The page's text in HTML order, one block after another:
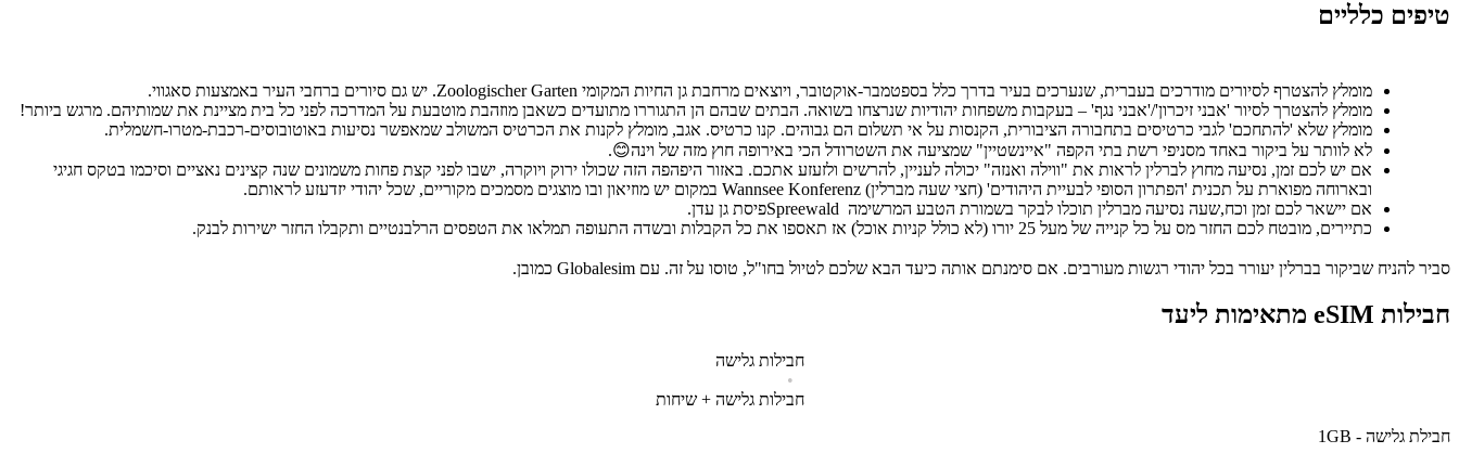
טיפים כלליים
מומלץ להצטרף לסיורים מודרכים בעברית, שנערכים בעיר בדרך כלל בספטמבר-אוקטובר, ויוצאים מרחבת גן החיות המקומי Zoologischer Garten. יש גם סיורים ברחבי העיר באמצעות סאגווי.
מומלץ להצטרך לסיור 'אבני זיכרון'/'אבני נגף' – בעקבות משפחות יהודיות שנרצחו בשואה. הבתים שבהם הן התגוררו מתועדים כשאבן מוזהבת מוטבעת על המדרכה לפני כל בית מציינת את שמותיהם. מרגש ביותר!
מומלץ שלא 'להתחכם' לגבי כרטיסים בתחבורה הציבורית, הקנסות על אי תשלום הם גבוהים. קנו כרטיס. אגב, מומלץ לקנות את הכרטיס המשולב שמאפשר נסיעות באוטובוסים-רכבת-מטרו-חשמלית.
לא לוותר על ביקור באחד מסניפי רשת בתי הקפה "איינשטיין" שמציעה את השטרודל הכי באירופה חוץ מזה של וינה😊.
אם יש לכם זמן, נסיעה מחוץ לברלין לראות את "ווילה ואנזה" יכולה לעניין, להרשים ולזעזע אתכם. באזור היפהפה הזה שכולו ירוק ויוקרה, ישבו לפני קצת פחות משמונים שנה קצינים נאציים וסיכמו בטקס חגיגי
ובארוחה מפוארת על תכנית 'הפתרון הסופי לבעיית היהודים' (חצי שעה מברלין) Wannsee Konferenz במקום יש מוזיאון ובו מוצגים מסמכים מקוריים, שכל יהודי יזדעזע לראותם.
אם יישאר לכם זמן וכח,שעה נסיעה מברלין תוכלו לבקר בשמורת הטבע המרשימה Spreewaldפיסת גן עדן.
כתיירים, מובטח לכם החזר מס על כל קנייה של מעל 25 יורו (לא כולל קניות אוכל) אז תאספו את כל הקבלות ובשדה התעופה תמלאו את הטפסים הרלבנטיים ותקבלו החזר ישירות לבנק.
סביר להניח שביקור בברלין יעורר בכל יהודי רגשות מעורבים. אם סימנתם אותה כיעד הבא שלכם לטיול בחו"ל, טוסו על זה. עם Globalesim כמובן.
חבילות eSIM מתאימות ליעד
חבילות גלישה
•
חבילות גלישה + שיחות
חבילת גלישה - 1GB